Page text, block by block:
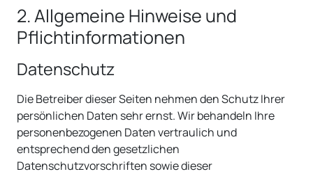
2. Allgemeine Hinweise und
Pflicht­informationen
Datenschutz
Die Betreiber dieser Seiten nehmen den Schutz Ihrer
persönlichen Daten sehr ernst. Wir behandeln Ihre
personenbezogenen Daten vertraulich und
entsprechend den gesetzlichen
Datenschutzvorschriften sowie dieser